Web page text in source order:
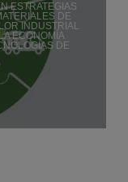
ESTRATEGIAS
DE
INDUSTRIAL
ECONOMÍA
DE